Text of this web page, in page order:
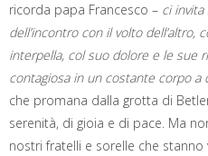
ricorda papa Francesco – ci
dell’incontro con il volto dell’altro,
interpella, col suo dolore e le sue
contagiosa in un costante corpo a
che promana dalla grotta di
serenità, di gioia e di pace. Ma
nostri fratelli e sorelle che